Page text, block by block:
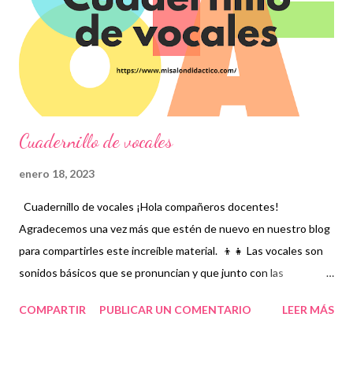
educativos. 😊👏 Obtén en la siguiente liga 👇 Cuadernillo de
ecosistemas ¡Gracias por tu visita! 😉 Publicamos diariamente.
No olvides compartir nuestra página y unirte a nuestro grupo
para más contenido educativo...
Cuadernillo de vocales
enero 18, 2023
Cuadernillo de vocales ¡Hola compañeros docentes!
Agradecemos una vez más que estén de nuevo en nuestro blog
para compartirles este increíble material. 👦👧 Las vocales son
sonidos básicos que se pronuncian y que junto con las
en todas las palabras habidas y por haber. Esta son uno de los
COMPARTIR PUBLICAR UN COMENTARIO LEER MÁS